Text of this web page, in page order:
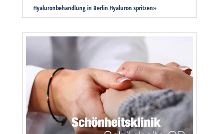
Hyaluronbehandlung in Berlin Hyaluron spritzen»